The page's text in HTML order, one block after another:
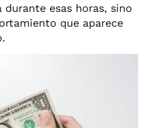
esas horas, sino
que aparece